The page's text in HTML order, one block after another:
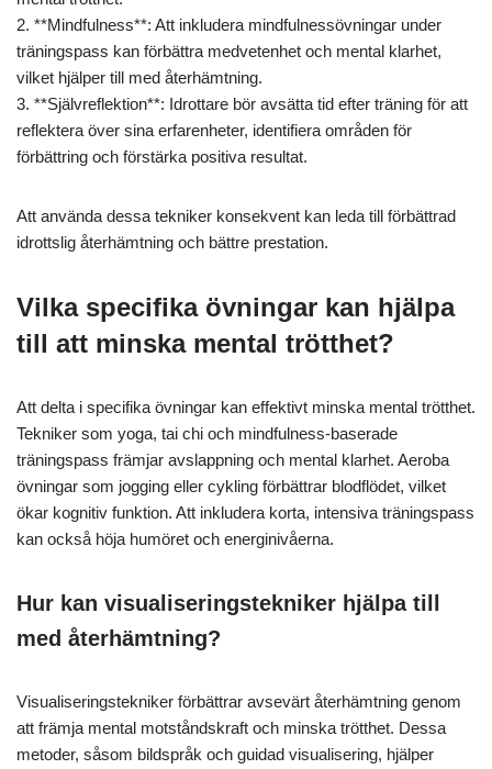
2. **Mindfulness**: Att inkludera mindfulnessövningar under
träningspass kan förbättra medvetenhet och mental klarhet,
vilket hjälper till med återhämtning.
3. **Självreflektion**: Idrottare bör avsätta tid efter träning för att
reflektera över sina erfarenheter, identifiera områden för
förbättring och förstärka positiva resultat.
Att använda dessa tekniker konsekvent kan leda till förbättrad
idrottslig återhämtning och bättre prestation.
Vilka specifika övningar kan hjälpa
till att minska mental trötthet?
Att delta i specifika övningar kan effektivt minska mental trötthet.
Tekniker som yoga, tai chi och mindfulness-baserade
träningspass främjar avslappning och mental klarhet. Aeroba
övningar som jogging eller cykling förbättrar blodflödet, vilket
ökar kognitiv funktion. Att inkludera korta, intensiva träningspass
kan också höja humöret och energinivåerna.
Hur kan visualiseringstekniker hjälpa till
med återhämtning?
Visualiseringstekniker förbättrar avsevärt återhämtning genom
att främja mental motståndskraft och minska trötthet. Dessa
metoder, såsom bildspråk och guidad visualisering, hjälper